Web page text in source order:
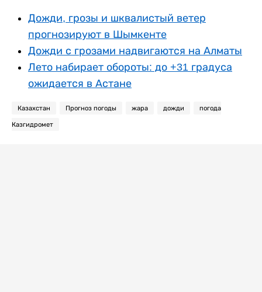
Дожди, грозы и шквалистый ветер
прогнозируют в Шымкенте
Дожди с грозами надвигаются на Алматы
Лето набирает обороты: до +31 градуса
ожидается в Астане
Казахстан Прогноз погоды жара дожди погода
Казгидромет